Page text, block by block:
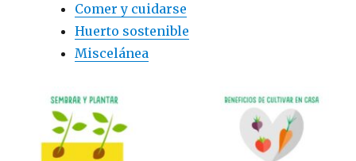
Comer y cuidarse
Huerto sostenible
Miscelánea